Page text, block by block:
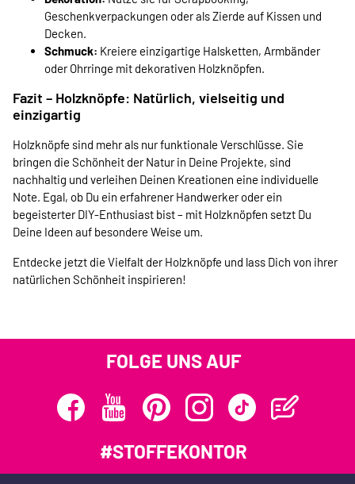
Geschenkverpackungen oder als Zierde auf Kissen und
Decken.
Schmuck: Kreiere einzigartige Halsketten, Armbänder
oder Ohrringe mit dekorativen Holzknöpfen.
Fazit – Holzknöpfe: Natürlich, vielseitig und
einzigartig
Holzknöpfe sind mehr als nur funktionale Verschlüsse. Sie
bringen die Schönheit der Natur in Deine Projekte, sind
nachhaltig und verleihen Deinen Kreationen eine individuelle
Note. Egal, ob Du ein erfahrener Handwerker oder ein
begeisterter DIY-Enthusiast bist – mit Holzknöpfen setzt Du
Deine Ideen auf besondere Weise um.
Entdecke jetzt die Vielfalt der Holzknöpfe und lass Dich von ihrer
natürlichen Schönheit inspirieren!
FOLGE UNS AUF
#STOFFEKONTOR